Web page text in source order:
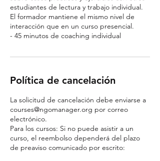
estudiantes de lectura y trabajo individual.
El formador mantiene el mismo nivel de
interacción que en un curso presencial.
- 45 minutos de coaching individual
Política de cancelación
La solicitud de cancelación debe enviarse a
courses@ngomanager.org por correo
electrónico.
Para los cursos: Si no puede asistir a un
curso, el reembolso dependerá del plazo
de preaviso comunicado por escrito: